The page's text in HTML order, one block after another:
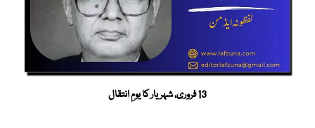
13 فروری، شہریار کا یومِ انتقال